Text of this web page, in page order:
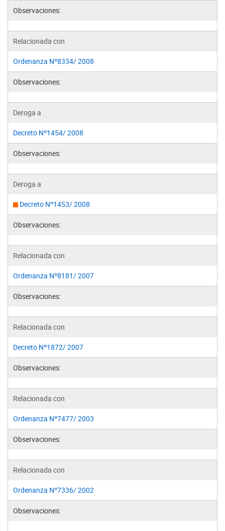
Observaciones:
Relacionada con
Ordenanza Nº8334/ 2008
Observaciones:
Deroga a
Decreto Nº1454/ 2008
Observaciones:
Deroga a
Decreto Nº1453/ 2008
Observaciones:
Relacionada con
Ordenanza Nº8181/ 2007
Observaciones:
Relacionada con
Decreto Nº1872/ 2007
Observaciones:
Relacionada con
Ordenanza Nº7477/ 2003
Observaciones:
Relacionada con
Ordenanza Nº7336/ 2002
Observaciones: